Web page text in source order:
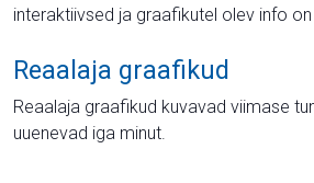
interaktiivsed ja graafikutel olev info on
Reaalaja graafikud
Reaalaja graafikud kuvavad viimase
uuenevad iga minut.